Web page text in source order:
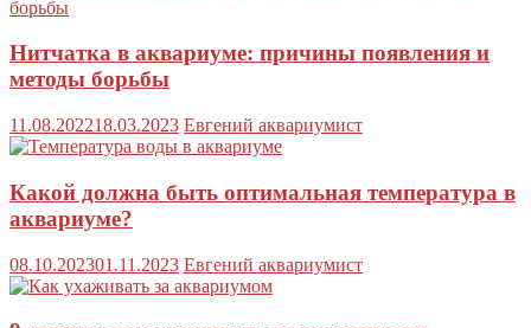
Нитчатка в аквариуме: причины появления и
методы борьбы
11.08.202218.03.2023 Евгений аквариумист
Какой должна быть оптимальная температура в
аквариуме?
08.10.202301.11.2023 Евгений аквариумист